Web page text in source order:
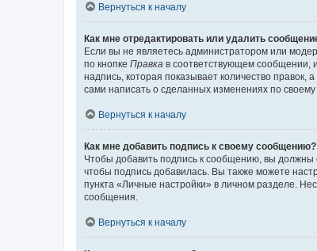
Вернуться к началу
Как мне отредактировать или удалить
Если вы не являетесь администратором или
по кнопке Правка в соответствующем сообщении,
надпись, которая показывает количество
сами написать о сделанных изменениях по
Вернуться к началу
Как мне добавить подпись к своему сообщению?
Чтобы добавить подпись к сообщению, вы должны
чтобы подпись добавилась. Вы также можете
пункта «Личные настройки» в личном разделе.
сообщения.
Вернуться к началу